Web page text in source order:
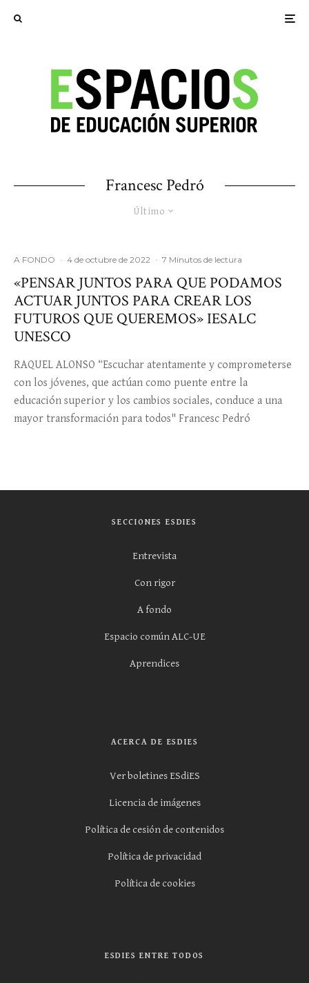
Francesc Pedró
Último
A FONDO · 4 de octubre de 2022 · 7 Minutos de lectura
«PENSAR JUNTOS PARA QUE PODAMOS
ACTUAR JUNTOS PARA CREAR LOS
FUTUROS QUE QUEREMOS» IESALC
UNESCO
RAQUEL ALONSO “Escuchar atentamente y comprometerse
con los jóvenes, que actúan como puente entre la
educación superior y los cambios sociales, conduce a una
mayor transformación para todos" Francesc Pedró
SECCIONES ESDIES
Entrevista
Con rigor
A fondo
Espacio común ALC-UE
Aprendices
ACERCA DE ESDIES
Ver boletines ESdiES
Licencia de imágenes
Política de cesión de contenidos
Política de privacidad
Política de cookies
ESDIES ENTRE TODOS